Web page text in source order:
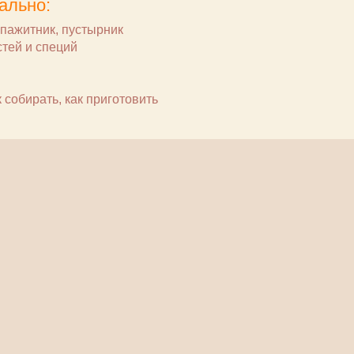
пустырник
и специй
как приготовить